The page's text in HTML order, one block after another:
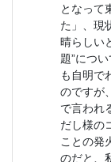
となって
た」、現
晴らしい
題”につ
も自明で
のですが
で言われ
だし様の
ことの発
のだと、